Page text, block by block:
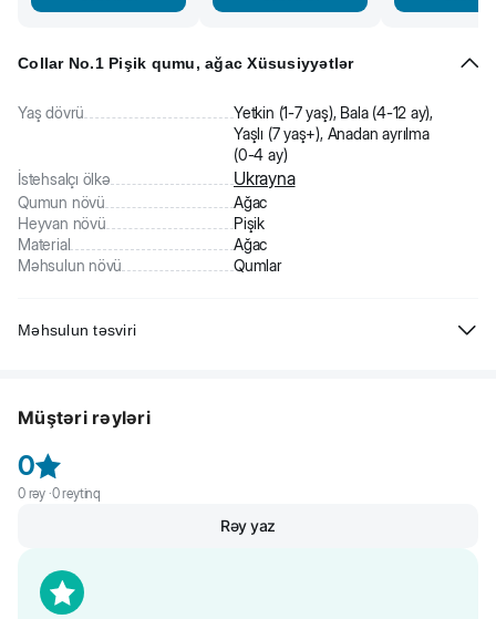
Collar No.1 Pişik qumu, ağac Xüsusiyyətlər
Yaş dövrü
Yetkin (1-7 yaş), Bala (4-12 ay),
Yaşlı (7 yaş+), Anadan ayrılma
(0-4 ay)
İstehsalçı ölkə
Ukrayna
Qumun növü
Ağac
Heyvan növü
Pişik
Material
Ağac
Məhsulun növü
Qumlar
Məhsulun təsviri
və silikagel pişik qumlarından fərqli olaraq, təbii tərkibinə görə bu
üçün istifadə edilə bilər. Ağac pişik qumunun tərkibində mineral toz
yoxdur və udulduqda belə zərərsizdir. İslandıqda qranulalar şişir, nəmi
qumu, ev heyvanının sağlamlığını düşünən və sərfəli bir qiymətə
Müştəri rəyləri
0
0rəy ·0reytinq
Rəy yaz